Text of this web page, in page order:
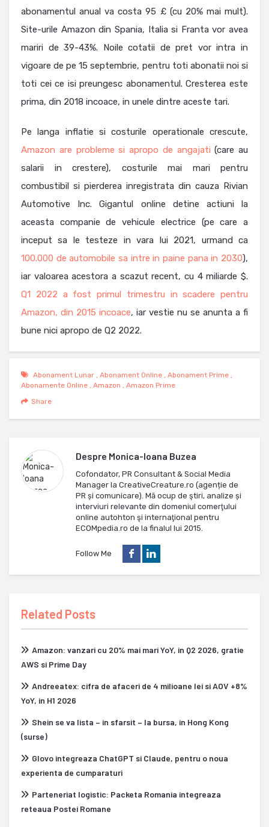
abonamentul anual va costa 95 £ (cu 20% mai mult).
Site-urile Amazon din Spania, Italia si Franta vor avea
mariri de 39-43%. Noile cotatii de pret vor intra in
vigoare de pe 15 septembrie, pentru toti abonatii noi si
toti cei ce isi preungesc abonamentul. Cresterea este
prima, din 2018 incoace, in unele dintre aceste tari.
Pe langa inflatie si costurile operationale crescute,
Amazon are probleme si apropo de angajati (care au
salarii in crestere), costurile mai mari pentru
combustibil si pierderea inregistrata din cauza Rivian
Automotive Inc. Gigantul online detine actiuni la
aceasta companie de vehicule electrice (pe care a
inceput sa le testeze in vara lui 2021, urmand ca
100.000 de automobile sa intre in paine pana in 2030),
iar valoarea acestora a scazut recent, cu 4 miliarde $.
Q1 2022 a fost primul trimestru in scadere pentru
Amazon, din 2015 incoace, iar vestie nu se anunta a fi
bune nici apropo de Q2 2022.
Abonament Lunar , Abonament Online , Abonament Prime ,
Abonamente Online , Amazon , Amazon Prime
Share
Despre Monica-Ioana Buzea
Cofondator, PR Consultant & Social Media
Manager la CreativeCreature.ro (agenție de
PR și comunicare). Mă ocup de ştiri, analize și
interviuri relevante din domeniul comerţului
online autohton şi internaţional pentru
ECOMpedia.ro de la finalul lui 2015.
Follow Me
Related Posts
Amazon: vanzari cu 20% mai mari YoY, in Q2 2026, gratie
AWS si Prime Day
Andreeatex: cifra de afaceri de 4 milioane lei si AOV +8%
YoY, in H1 2026
Shein se va lista – in sfarsit – la bursa, in Hong Kong
(surse)
Glovo integreaza ChatGPT si Claude, pentru o noua
experienta de cumparaturi
Parteneriat logistic: Packeta Romania integreaza
reteaua Postei Romane